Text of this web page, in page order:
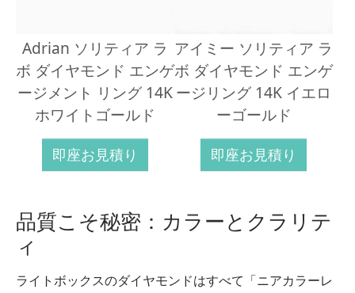
Adrian ソリティア ラ
ボ ダイヤモンド エンゲ
ージメント リング 14K
ホワイトゴールド
即座お見積り
アイミー ソリティア ラ
ボ ダイヤモンド エンゲ
ージリング 14K イエロ
ーゴールド
即座お見積り
品質こそ秘密：カラーとクラリテ
ィ
ライトボックスのダイヤモンドはすべて「ニアカラーレ